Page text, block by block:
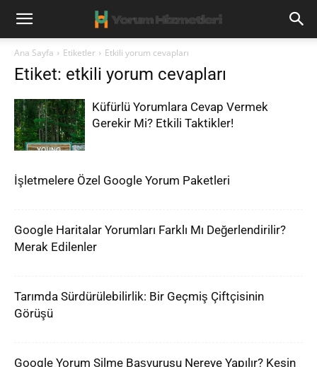
Ana Sayfa Etiketler Etkili yorum cevapları
Etiket: etkili yorum cevapları
Küfürlü Yorumlara Cevap Vermek
Gerekir Mi? Etkili Taktikler!
İşletmelere Özel Google Yorum Paketleri
Google Haritalar Yorumları Farklı Mı Değerlendirilir?
Merak Edilenler
Tarımda Sürdürülebilirlik: Bir Geçmiş Çiftçisinin
Görüşü
Google Yorum Silme Başvurusu Nereye Yapılır? Kesin